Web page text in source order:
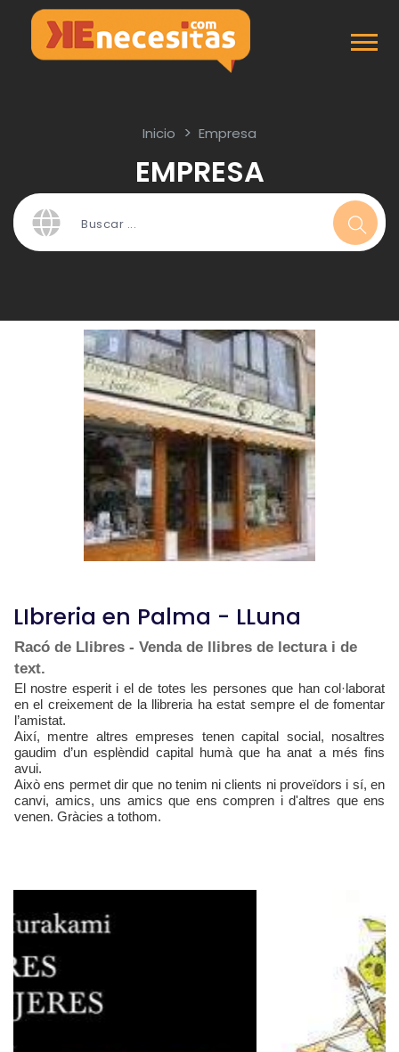
Inicio Empresa
EMPRESA
LIbreria en Palma - LLuna
Racó de Llibres - Venda de llibres de lectura i de
text.
El nostre esperit i el de totes les persones que han col·laborat
en el creixement de la llibreria ha estat sempre el de fomentar
l’amistat.
Així, mentre altres empreses tenen capital social, nosaltres
gaudim d’un esplèndid capital humà que ha anat a més fins
avui.
Això ens permet dir que no tenim ni clients ni proveïdors i sí, en
canvi, amics, uns amics que ens compren i d'altres que ens
venen. Gràcies a tothom.